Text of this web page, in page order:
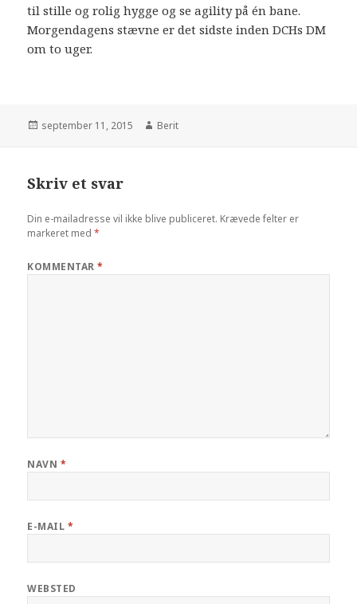
til stille og rolig hygge og se agility på én bane.
Morgendagens stævne er det sidste inden DCHs DM
om to uger.
september 11, 2015 Berit
Skriv et svar
Din e-mailadresse vil ikke blive publiceret. Krævede felter er
markeret med*
KOMMENTAR*
NAVN *
E-MAIL *
WEBSTED